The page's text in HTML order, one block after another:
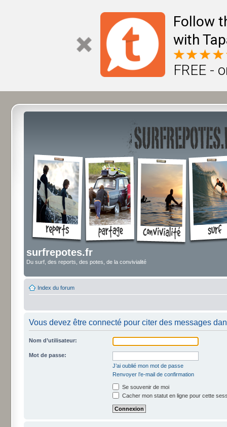
Follow
with
FREE -
surfrepotes.fr
Du surf, des reports, des potes, de la convivialité
Index du forum
Vous devez être connecté pour citer des messages
Nom d’utilisateur:
Mot de passe:
J’ai oublié mon mot de passe
Renvoyer l’e-mail de confirmation
Se souvenir de moi
Cacher mon statut en ligne pour cette